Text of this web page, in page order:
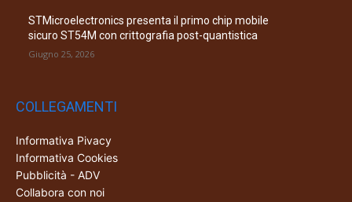
STMicroelectronics presenta il primo chip mobile
sicuro ST54M con crittografia post-quantistica
Giugno 25, 2026
COLLEGAMENTI
Informativa Pivacy
Informativa Cookies
Pubblicità - ADV
Collabora con noi